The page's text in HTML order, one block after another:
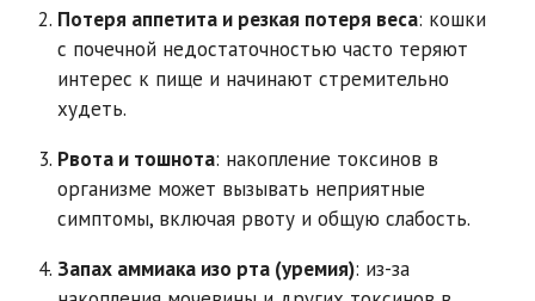
Потеря аппетита и резкая потеря веса: кошки
с почечной недостаточностью часто теряют
интерес к пище и начинают стремительно
худеть.
Рвота и тошнота: накопление токсинов в
организме может вызывать неприятные
симптомы, включая рвоту и общую слабость.
Запах аммиака изо рта (уремия): из-за